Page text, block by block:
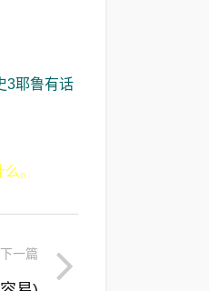
3耶鲁有话
。
下一篇